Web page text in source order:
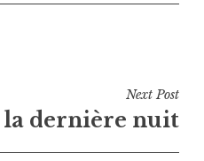
Next Post
la dernière nuit